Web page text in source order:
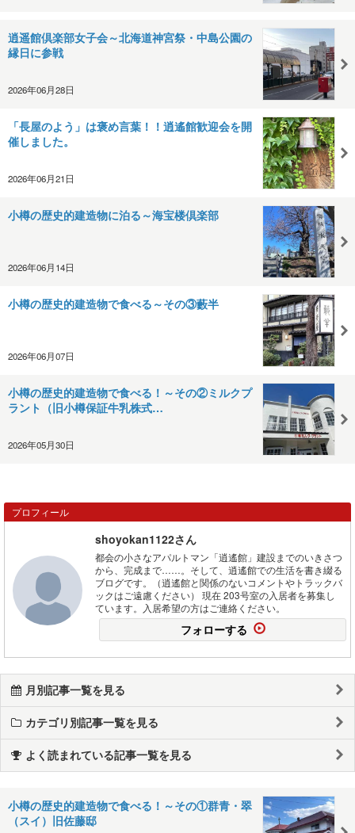
逍遥館倶楽部女子会～北海道神宮祭・中島公園の
縁日に参戦
2026年06月28日
「長屋のよう」は褒め言葉！！逍遙館歓迎会を開
催しました。
2026年06月21日
小樽の歴史的建造物に泊る～海宝楼倶楽部
2026年06月14日
小樽の歴史的建造物で食べる～その③藪半
2026年06月07日
小樽の歴史的建造物で食べる！～その②ミルクプ
ラント（旧小樽保証牛乳株式…
2026年05月30日
プロフィール
shoyokan1122さん
都会の小さなアパルトマン「逍遙館」建設までのいきさつ
から、完成まで……。そして、逍遙館での生活を書き綴る
ブログです。（逍遙館と関係のないコメントやトラックバ
ックはご遠慮ください） 現在 203号室の入居者を募集し
ています。入居希望の方はご連絡ください。
フォローする
月別記事一覧を見る
カテゴリ別記事一覧を見る
よく読まれている記事一覧を見る
小樽の歴史的建造物で食べる！～その①群青・翠
（スイ）旧佐藤邸